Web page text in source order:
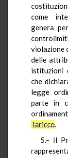
come
genera
violazione
delle
istituzioni
che
legge
parte in
Taricco.
5.– Il